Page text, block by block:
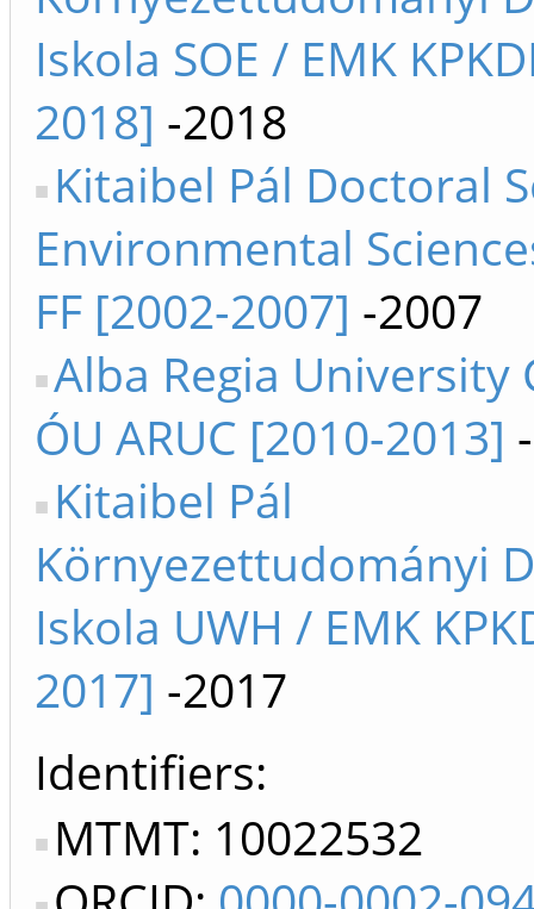
Iskola SOE / EMK
2018] -2018
Kitaibel Pál Doctoral
Environmental
FF [2002-2007] -2007
Alba Regia University
ÓU ARUC [2010-2013]
Kitaibel Pál
Környezettudományi
Iskola UWH / EMK
2017] -2017
Identifiers
MTMT: 10022532